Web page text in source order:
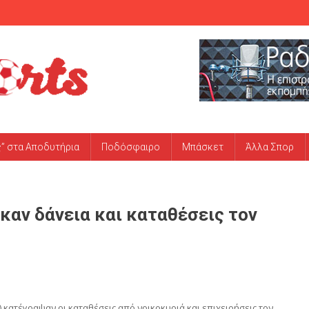
στα Αποδυτήρια Ποδόσφαιρο Μπάσκετ Άλλα Σπορ
δάνεια και καταθέσεις τον